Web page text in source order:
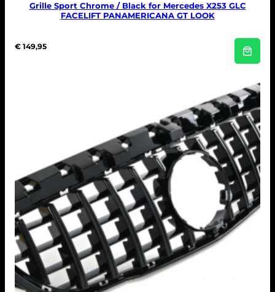
Grille Sport Chrome / Black for Mercedes X253 GLC
FACELIFT PANAMERICANA GT LOOK
€ 149,95